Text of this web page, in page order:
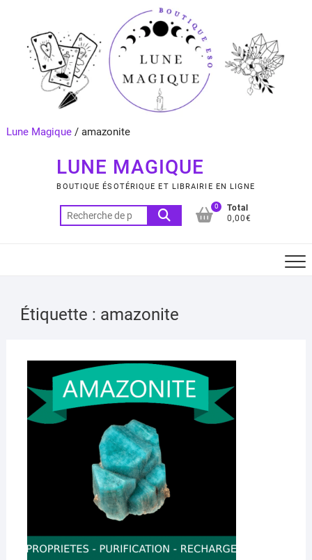
content
Lune Magique/ amazonite
LUNE MAGIQUE
BOUTIQUE ÉSOTÉRIQUE ET LIBRAIRIE EN LIGNE
Recherche
pour :
0
Total
0,00€
Étiquette : amazonite